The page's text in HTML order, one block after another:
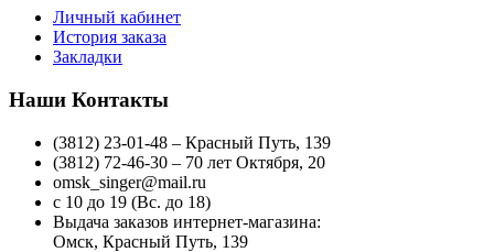
Личный кабинет
История заказа
Закладки
Наши Контакты
(3812) 23-01-48 – Красный Путь, 139
(3812) 72-46-30 – 70 лет Октября, 20
omsk_singer@mail.ru
с 10 до 19 (Вс. до 18)
Выдача заказов интернет-магазина:
Омск, Красный Путь, 139